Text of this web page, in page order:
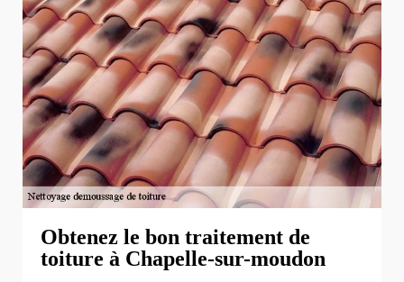
Obtenez le bon traitement de
toiture à Chapelle-sur-moudon